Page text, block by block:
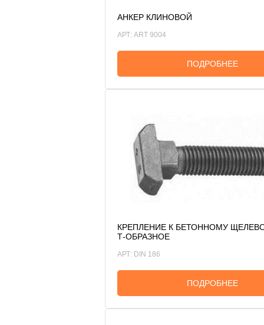
АНКЕР КЛИНОВОЙ
АРТ: ART 9004
ПОДРОБНЕЕ
КРЕПЛЕНИЕ К БЕТОННОМУ
Т-ОБРАЗНОЕ
АРТ: DIN 186
ПОДРОБНЕЕ